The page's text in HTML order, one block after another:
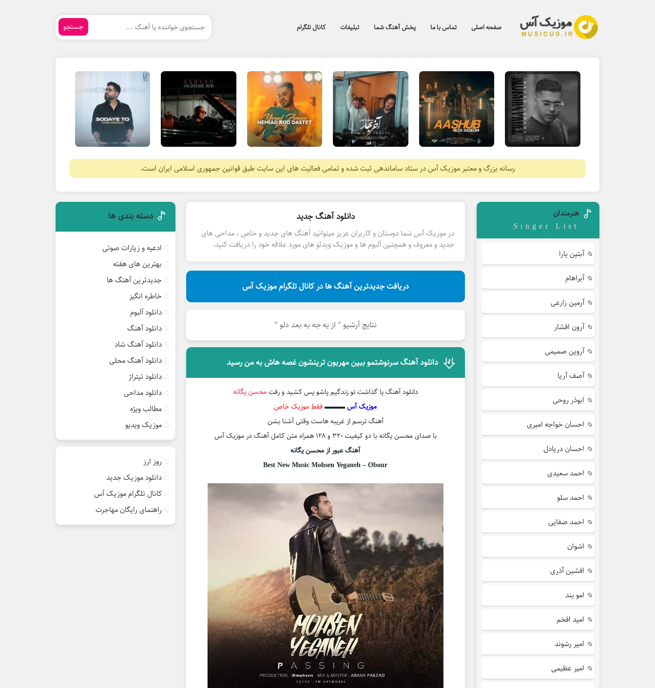
صفحه اصلی تماس با ما پخش آهنگ شما تبلیغات کانال تلگرام جستجو
رسانه بزرگ و معتبر موزیک آس در ستاد ساماندهی ثبت شده و تمامی فعالیت های این سایت طبق قوانین جمهوری اسلامی ایران است.
دانلود آهنگ جدید
در موزیک آس شما دوستان و کاربران عزیز میتوانید آهنگ های جدید و خاص ، مداحی های
جدید و معروف و همچنین آلبوم ها و موزیک ویدئو های مورد علاقه خود را دریافت کنید.
دریافت جدیدترین آهنگ ها در کانال تلگرام موزیک آس
نتایج آرشیو " از یه جه به بعد دلو "
دانلود آهنگ سرنوشتمو ببین مهربون ترینشون غصه هاش به من رسید
دانلود آهنگ پا گذاشت تو زندگیم پاشو پس کشید و رفتمحسن یگانه
موزیک آس▬▬▬ فقط موزیک خاص
آهنگ ترسم از غریبه هاست وقتی آشنا بشن
با صدای محسن یگانه با دو کیفیت ۳۲۰ و ۱۲۸ همراه متن کامل آهنگ در موزیک آس
آهنگ عبور از محسن یگانه
Best New Music Mohsen Yeganeh – Obour
هنرمندان
Singer List
آبتین یارا
آبراهام
آرمین زارعی
آرون افشار
آروین صمیمی
آصف آریا
ابوذر روحی
احسان خواجه امیری
احسان دریادل
احمد سعیدی
احمد سلو
احمد صفایی
اشوان
افشین آذری
امو بند
امید افخم
امیر رشوند
امیر عظیمی
دسته بندی ها
ادعیه و زیارات صوتی
بهترین های هفته
جدیدترین آهنگ ها
خاطره انگیز
دانلود آلبوم
دانلود آهنگ
دانلود آهنگ شاد
دانلود آهنگ محلی
دانلود تیتراژ
دانلود مداحی
مطالب ویژه
موزیک ویدیو
روز ارز
دانلود موزیک جدید
کانال تلگرام موزیک آس
راهنمای رایگان مهاجرت